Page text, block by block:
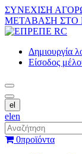
ΣΥΝΕΧΙΣΗ
ΜΕΤΑΒΑΣΗ ΣΤΟ
Δημιουργία
Είσοδος
el
elen
0προϊόντα